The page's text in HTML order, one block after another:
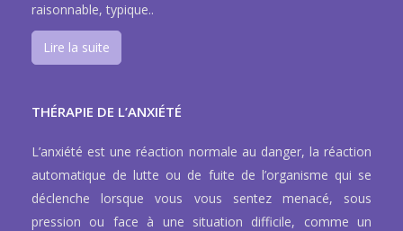
raisonnable, typique..
Lire la suite
THÉRAPIE DE L’ANXIÉTÉ
L’anxiété est une réaction normale au danger, la réaction
automatique de lutte ou de fuite de l’organisme qui se
déclenche lorsque vous vous sentez menacé, sous
pression ou face à une situation difficile, comme un